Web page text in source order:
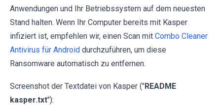
Anwendungen und Ihr Betriebssystem auf dem neuesten
Stand halten. Wenn Ihr Computer bereits mit Kasper
infiziert ist, empfehlen wir, einen Scan mit Combo Cleaner
Antivirus für Android durchzuführen, um diese
Ransomware automatisch zu entfernen.
Screenshot der Textdatei von Kasper ("README
kasper.txt"):